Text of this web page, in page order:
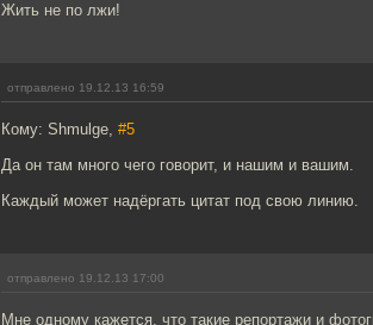
Жить не по лжи!
отправлено 19.12.13 16:59
Кому: Shmulge, #5
Да он там много чего говорит, и нашим и вашим.
Каждый может надёргать цитат под свою линию.
отправлено 19.12.13 17:00
Мне одному кажется, что такие репортажи и